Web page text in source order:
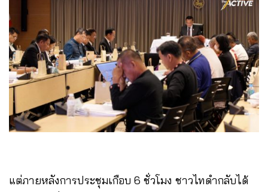
แต่ภายหลังการประชุมเกือบ 6 ชั่วโมง ชาวไทดำกลับได้